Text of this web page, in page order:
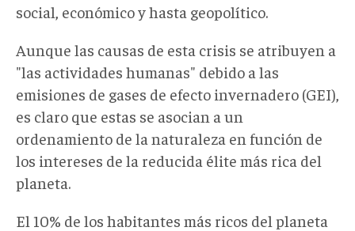
social, económico y hasta geopolítico.
Aunque las causas de esta crisis se atribuyen a
"las actividades humanas" debido a las
emisiones de gases de efecto invernadero (GEI),
es claro que estas se asocian a un
ordenamiento de la naturaleza en función de
los intereses de la reducida élite más rica del
planeta.
El 10% de los habitantes más ricos del planeta